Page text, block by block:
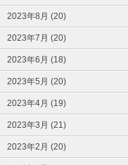
2023年8月 (20)
2023年7月 (20)
2023年6月 (18)
2023年5月 (20)
2023年4月 (19)
2023年3月 (21)
2023年2月 (20)